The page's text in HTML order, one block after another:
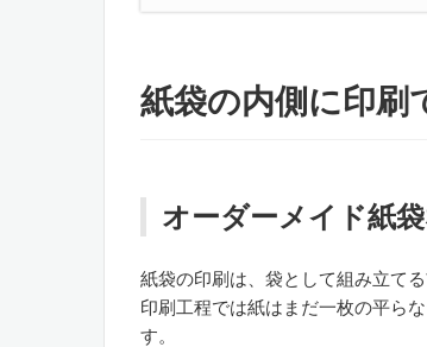
紙袋の内側に印刷
オーダーメイド紙
紙袋の印刷は、袋として組み立て
印刷工程では紙はまだ一枚の平ら
す。